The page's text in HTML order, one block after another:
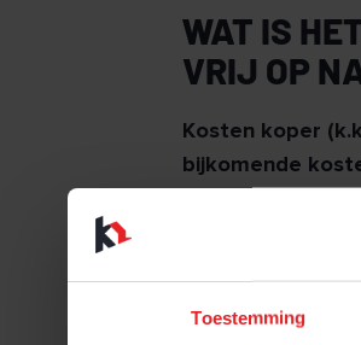
Toestemming
WAT IS
VRIJ OP
Kosten koper
bijkomende